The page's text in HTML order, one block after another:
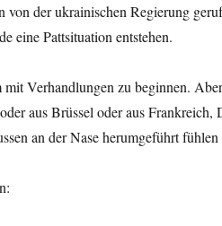
von der ukrainischen Regierung
eine Pattsituation entstehen.
Verhandlungen zu beginnen.
aus Brüssel oder aus
an der Nase herumgeführt